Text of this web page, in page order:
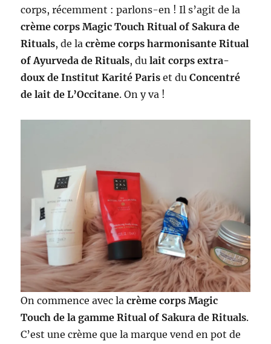
corps, récemment : parlons-en ! Il s’agit de la
crème corps Magic Touch Ritual of Sakura de
Rituals, de la crème corps harmonisante Ritual
of Ayurveda de Rituals, dulait corps extra-
doux de Institut Karité Paris et duConcentré
de lait de L’Occitane. On y va !
On commence avec lacrème corps Magic
Touch de la gamme Ritual of Sakura de Rituals.
C’est une crème que la marque vend en pot de